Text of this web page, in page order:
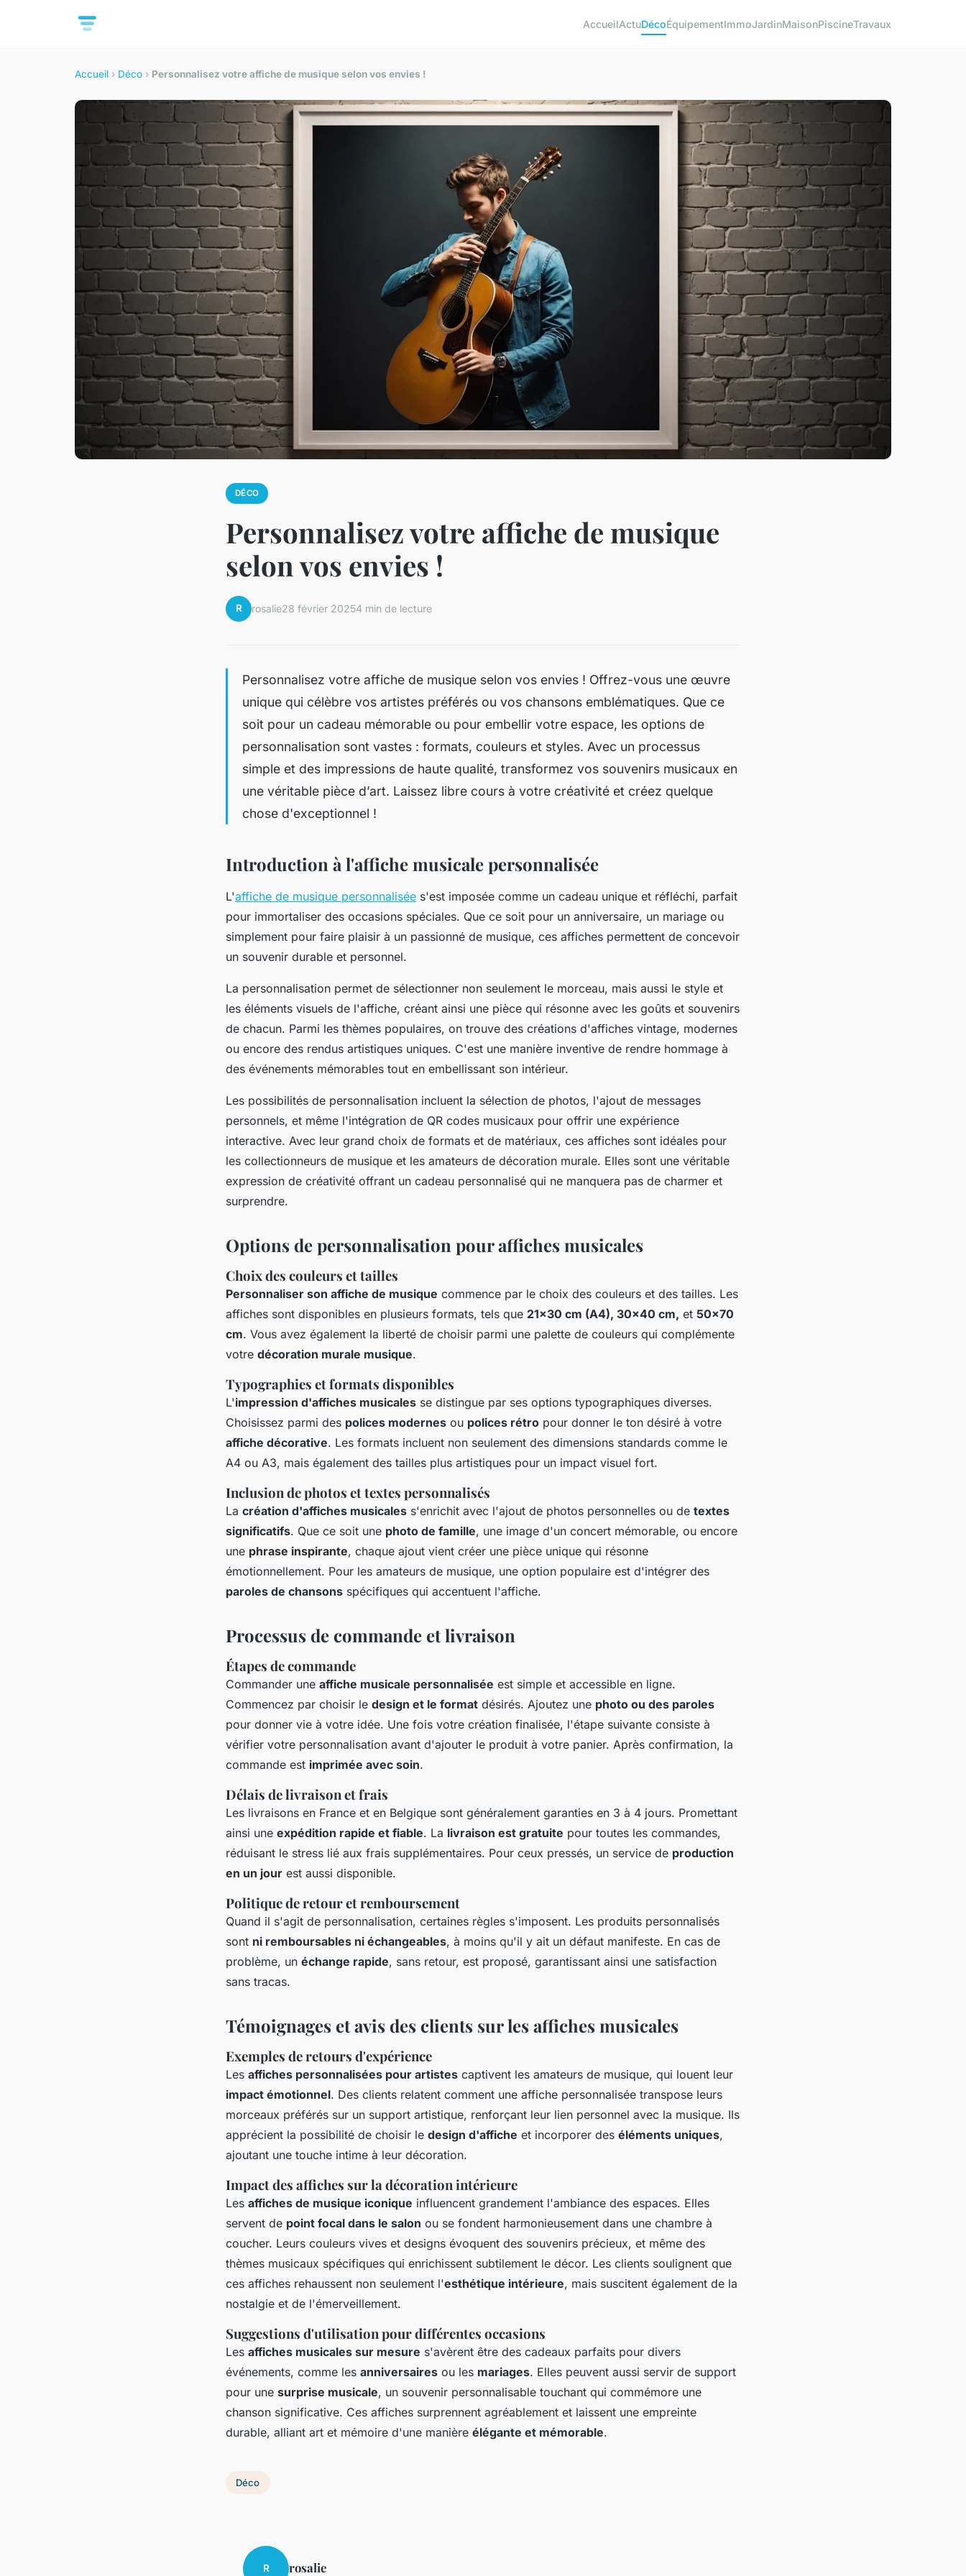
AccueilActuDécoÉquipementImmoJardinMaisonPiscineTravaux
Accueil › Déco › Personnalisez votre affiche de musique selon vos envies !
DÉCO
Personnalisez votre affiche de musique
selon vos envies !
R rosalie28 février 20254 min de lecture
Personnalisez votre affiche de musique selon vos envies ! Offrez-vous une œuvre
unique qui célèbre vos artistes préférés ou vos chansons emblématiques. Que ce
soit pour un cadeau mémorable ou pour embellir votre espace, les options de
personnalisation sont vastes : formats, couleurs et styles. Avec un processus
simple et des impressions de haute qualité, transformez vos souvenirs musicaux en
une véritable pièce d’art. Laissez libre cours à votre créativité et créez quelque
chose d'exceptionnel !
Introduction à l'affiche musicale personnalisée
L'affiche de musique personnalisée s'est imposée comme un cadeau unique et réfléchi, parfait
pour immortaliser des occasions spéciales. Que ce soit pour un anniversaire, un mariage ou
simplement pour faire plaisir à un passionné de musique, ces affiches permettent de concevoir
un souvenir durable et personnel.
La personnalisation permet de sélectionner non seulement le morceau, mais aussi le style et
les éléments visuels de l'affiche, créant ainsi une pièce qui résonne avec les goûts et souvenirs
de chacun. Parmi les thèmes populaires, on trouve des créations d'affiches vintage, modernes
ou encore des rendus artistiques uniques. C'est une manière inventive de rendre hommage à
des événements mémorables tout en embellissant son intérieur.
Les possibilités de personnalisation incluent la sélection de photos, l'ajout de messages
personnels, et même l'intégration de QR codes musicaux pour offrir une expérience
interactive. Avec leur grand choix de formats et de matériaux, ces affiches sont idéales pour
les collectionneurs de musique et les amateurs de décoration murale. Elles sont une véritable
expression de créativité offrant un cadeau personnalisé qui ne manquera pas de charmer et
surprendre.
Options de personnalisation pour affiches musicales
Choix des couleurs et tailles
Personnaliser son affiche de musique commence par le choix des couleurs et des tailles. Les
affiches sont disponibles en plusieurs formats, tels que 21x30 cm (A4), 30x40 cm, et 50x70
cm. Vous avez également la liberté de choisir parmi une palette de couleurs qui complémente
votre décoration murale musique.
Typographies et formats disponibles
L'impression d'affiches musicales se distingue par ses options typographiques diverses.
Choisissez parmi des polices modernes ou polices rétro pour donner le ton désiré à votre
affiche décorative. Les formats incluent non seulement des dimensions standards comme le
A4 ou A3, mais également des tailles plus artistiques pour un impact visuel fort.
Inclusion de photos et textes personnalisés
La création d'affiches musicales s'enrichit avec l'ajout de photos personnelles ou de textes
significatifs. Que ce soit une photo de famille, une image d'un concert mémorable, ou encore
une phrase inspirante, chaque ajout vient créer une pièce unique qui résonne
émotionnellement. Pour les amateurs de musique, une option populaire est d'intégrer des
paroles de chansons spécifiques qui accentuent l'affiche.
Processus de commande et livraison
Étapes de commande
Commander une affiche musicale personnalisée est simple et accessible en ligne.
Commencez par choisir le design et le format désirés. Ajoutez une photo ou des paroles
pour donner vie à votre idée. Une fois votre création finalisée, l'étape suivante consiste à
vérifier votre personnalisation avant d'ajouter le produit à votre panier. Après confirmation, la
commande est imprimée avec soin.
Délais de livraison et frais
Les livraisons en France et en Belgique sont généralement garanties en 3 à 4 jours. Promettant
ainsi une expédition rapide et fiable. La livraison est gratuite pour toutes les commandes,
réduisant le stress lié aux frais supplémentaires. Pour ceux pressés, un service de production
en un jour est aussi disponible.
Politique de retour et remboursement
Quand il s'agit de personnalisation, certaines règles s'imposent. Les produits personnalisés
sont ni remboursables ni échangeables, à moins qu'il y ait un défaut manifeste. En cas de
problème, un échange rapide, sans retour, est proposé, garantissant ainsi une satisfaction
sans tracas.
Témoignages et avis des clients sur les affiches musicales
Exemples de retours d'expérience
Les affiches personnalisées pour artistes captivent les amateurs de musique, qui louent leur
impact émotionnel. Des clients relatent comment une affiche personnalisée transpose leurs
morceaux préférés sur un support artistique, renforçant leur lien personnel avec la musique. Ils
apprécient la possibilité de choisir le design d'affiche et incorporer des éléments uniques,
ajoutant une touche intime à leur décoration.
Impact des affiches sur la décoration intérieure
Les affiches de musique iconique influencent grandement l'ambiance des espaces. Elles
servent de point focal dans le salon ou se fondent harmonieusement dans une chambre à
coucher. Leurs couleurs vives et designs évoquent des souvenirs précieux, et même des
thèmes musicaux spécifiques qui enrichissent subtilement le décor. Les clients soulignent que
ces affiches rehaussent non seulement l'esthétique intérieure, mais suscitent également de la
nostalgie et de l'émerveillement.
Suggestions d'utilisation pour différentes occasions
Les affiches musicales sur mesure s'avèrent être des cadeaux parfaits pour divers
événements, comme les anniversaires ou les mariages. Elles peuvent aussi servir de support
pour une surprise musicale, un souvenir personnalisable touchant qui commémore une
chanson significative. Ces affiches surprennent agréablement et laissent une empreinte
durable, alliant art et mémoire d'une manière élégante et mémorable.
Déco
R rosalie